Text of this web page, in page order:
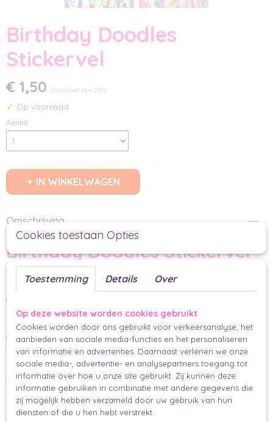
Birthday Doodles
Stickervel
€ 1,50 (inclusief btw 21%)
✓ Op voorraad
Aantal
IN WINKELWAGEN
Omschrijving
Birthday Doodles Stickervel
bevat 19 unieke, grappige en kleurrijke stickers die perfect passen bij het
Birthday Doodles
cadeaupapier. Elk stickertje is anders, vol feestelijke details
en knipoogjes, waardoor je cadeaus en kaarten meteen een vrolijke en speelse
uitstraling krijgen.
Ideaal om pakjes te versieren, uitnodigingen op te leuken of gewoon voor een
creatieve touch tijdens een feestje. Met deze stickers wordt inpakken en
versieren een feestje op zich!
Specificaties:
Aantal stickers: 19
Stijl: vrolijk, grappig, kleurrijk
Cookies toestaan Opties
Toestemming Details Over
Op deze website worden cookies gebruikt
Cookies worden door ons gebruikt voor verkeersanalyse, het
aanbieden van sociale media-functies en het personaliseren
van informatie en advertenties. Daarnaast verlenen we onze
sociale media-, advertentie- en analysepartners toegang tot
informatie over hoe u onze site gebruikt. Zij kunnen deze
informatie gebruiken in combinatie met andere gegevens die
zij mogelijk hebben verzameld door uw gebruik van hun
diensten of die u hen hebt verstrekt.